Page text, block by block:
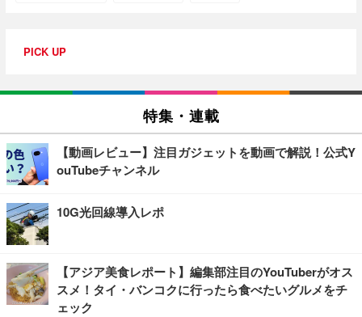
PICK UP
特集・連載
【動画レビュー】注目ガジェットを動画で解説！公式Y
ouTubeチャンネル
10G光回線導入レポ
【アジア美食レポート】編集部注目のYouTuberがオス
スメ！タイ・バンコクに行ったら食べたいグルメをチ
ェック